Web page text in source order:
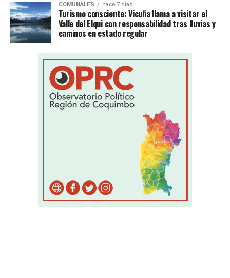
COMUNALES hace 7 días
Turismo consciente: Vicuña llama a visitar el
Valle del Elqui con responsabilidad tras lluvias y
caminos en estado regular